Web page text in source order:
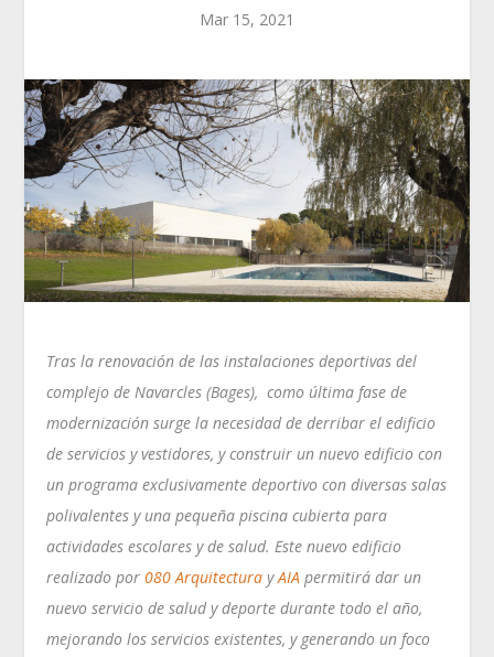
Mar 15, 2021
Tras la renovación de las instalaciones deportivas del
complejo de Navarcles (Bages), como última fase de
modernización surge la necesidad de derribar el edificio
de servicios y vestidores, y construir un nuevo edificio con
un programa exclusivamente deportivo con diversas salas
polivalentes y una pequeña piscina cubierta para
actividades escolares y de salud. Este nuevo edificio
realizado por080 Arquitectura yAIA permitirá dar un
nuevo servicio de salud y deporte durante todo el año,
mejorando los servicios existentes, y generando un foco